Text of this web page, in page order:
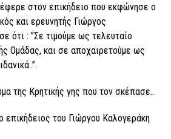
στον επικήδειο που εκφώνησε ο
και ερευνητής Γιώργος
ότι : ”Σε τιμούμε ως τελευταίο
Ομάδας, και σε αποχαιρετούμε ως
της Κρητικής γης που τον σκέπασε..
επικήδειος του Γιώργου Καλογεράκη